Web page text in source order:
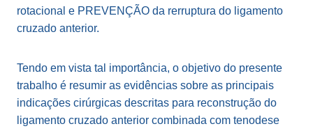
rotacional e PREVENÇÃO da rerruptura do ligamento
cruzado anterior.
Tendo em vista tal importância, o objetivo do presente
trabalho é resumir as evidências sobre as principais
indicações cirúrgicas descritas para reconstrução do
ligamento cruzado anterior combinada com tenodese